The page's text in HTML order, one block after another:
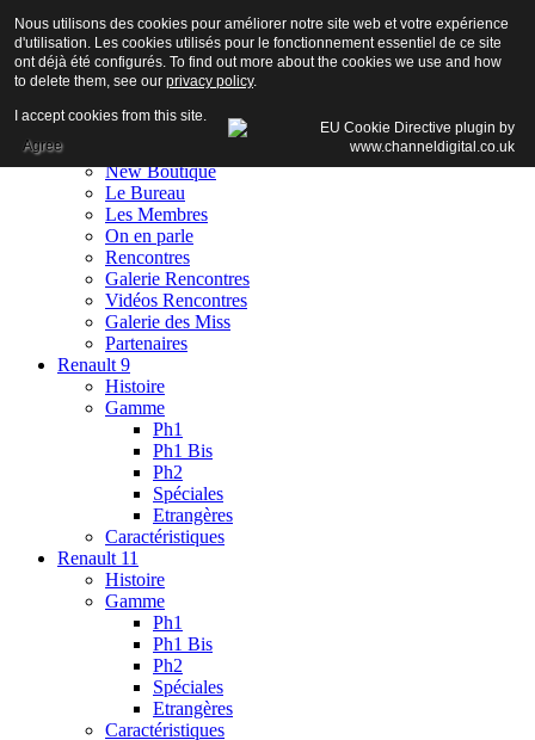
Accueil
New Boutique
Le Bureau
Les Membres
On en parle
Rencontres
Galerie Rencontres
Vidéos Rencontres
Galerie des Miss
Partenaires
Renault 9
Histoire
Gamme
Ph1
Ph1 Bis
Ph2
Spéciales
Etrangères
Caractéristiques
Renault 11
Histoire
Gamme
Ph1
Ph1 Bis
Ph2
Spéciales
Etrangères
Caractéristiques
Nous utilisons des cookies pour améliorer notre site web et votre expérience
d'utilisation. Les cookies utilisés pour le fonctionnement essentiel de ce site
ont déjà été configurés. To find out more about the cookies we use and how
to delete them, see our privacy policy.
I accept cookies from this site.
Agree